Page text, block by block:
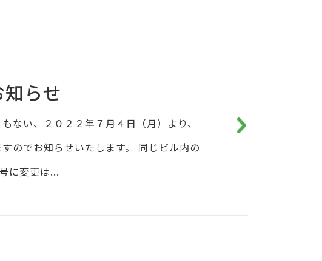
らせ
ない、２０２２年７月４日（月）より、
のでお知らせいたします。 同じビル内の
に変更は...